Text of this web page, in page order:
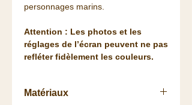
personnages marins.
Attention : Les photos et les
réglages de l’écran peuvent ne pas
refléter fidèlement les couleurs.
Matériaux